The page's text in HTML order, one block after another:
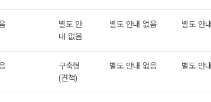
별도 안
내 없음
별도 안내 없음 별도 안
구축형
(견적)
별도 안내 없음 별도 안